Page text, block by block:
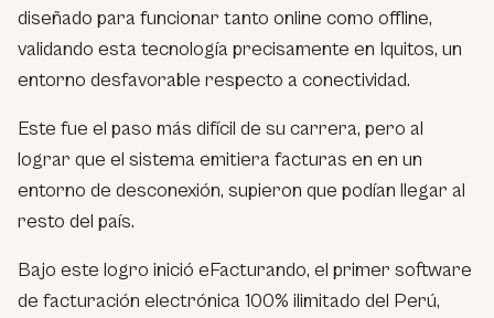
diseñado para funcionar tanto online como offline,
validando esta tecnología precisamente en Iquitos, un
entorno desfavorable respecto a conectividad.
Este fue el paso más difícil de su carrera, pero al
lograr que el sistema emitiera facturas en en un
entorno de desconexión, supieron que podían llegar al
resto del país.
Bajo este logro inició eFacturando, el primer software
de facturación electrónica 100% ilimitado del Perú,